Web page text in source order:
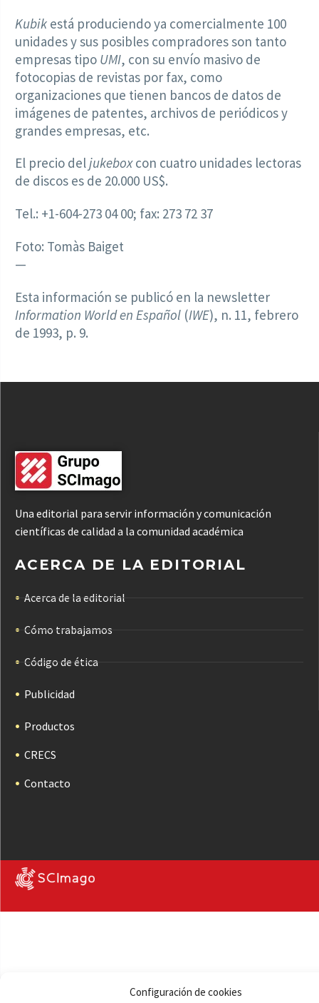
Configuración de cookies
Kubik está produciendo ya comercialmente 100
unidades y sus posibles compradores son tanto
empresas tipo UMI, con su envío masivo de
fotocopias de revistas por fax, como
organizaciones que tienen bancos de datos de
imágenes de patentes, archivos de periódicos y
grandes empresas, etc.
El precio deljukeboxcon cuatro unidades lectoras
de discos es de 20.000 US$.
Tel.: +1-604-273 04 00; fax: 273 72 37
Foto: Tomàs Baiget
—
Esta información se publicó en la newsletter
Information World en Español (IWE), n. 11, febrero
de 1993, p. 9.
Una editorial para servir información y comunicación
científicas de calidad a la comunidad académica
ACERCA DE LA EDITORIAL
Acerca de la editorial
Cómo trabajamos
Código de ética
Publicidad
Productos
CRECS
Contacto